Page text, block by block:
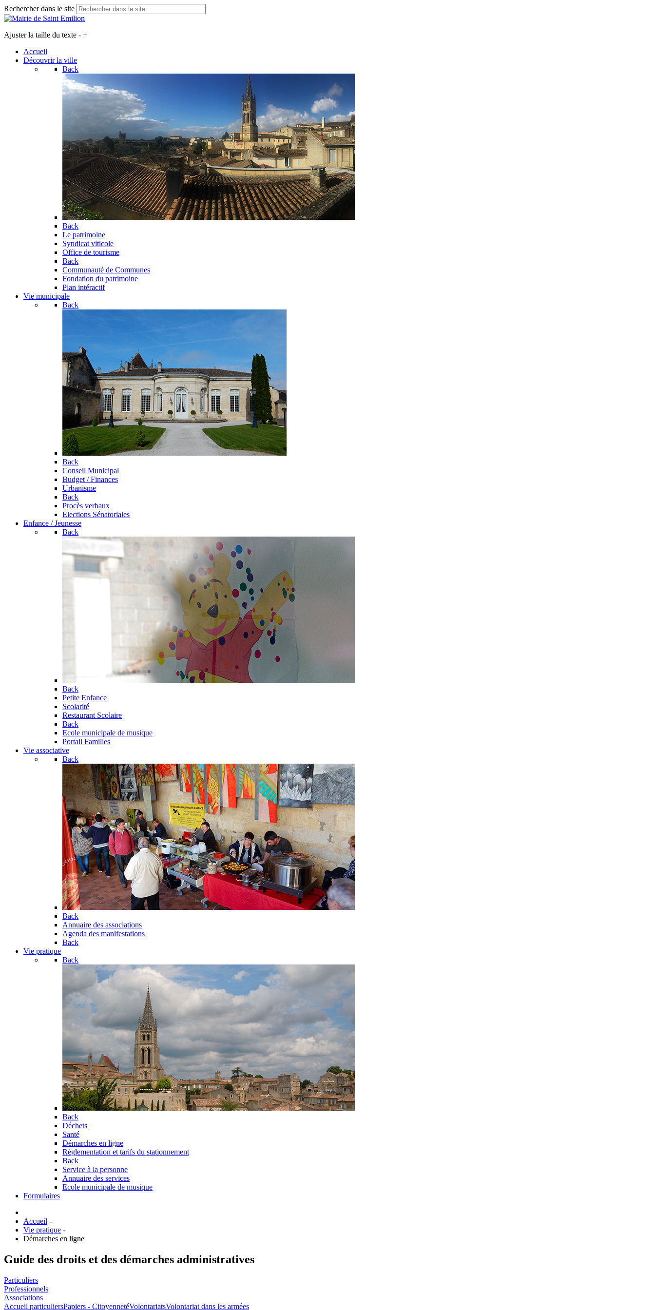
Rechercher dans le site
Ajuster la taille du texte - +
Accueil
Découvrir la ville
Back
Back
Le patrimoine
Syndicat viticole
Office de tourisme
Back
Communauté de Communes
Fondation du patrimoine
Plan intéractif
Vie municipale
Back
Back
Conseil Municipal
Budget / Finances
Urbanisme
Back
Procès verbaux
Elections Sénatoriales
Enfance / Jeunesse
Back
Back
Petite Enfance
Scolarité
Restaurant Scolaire
Back
Ecole municipale de musique
Portail Familles
Vie associative
Back
Back
Annuaire des associations
Agenda des manifestations
Back
Vie pratique
Back
Back
Déchets
Santé
Démarches en ligne
Réglementation et tarifs du stationnement
Back
Service à la personne
Annuaire des services
Ecole municipale de musique
Formulaires
Accueil -
Vie pratique -
Démarches en ligne
Guide des droits et des démarches administratives
Particuliers
Professionnels
Associations
Accueil particuliersPapiers - CitoyennetéVolontariatsVolontariat dans les armées